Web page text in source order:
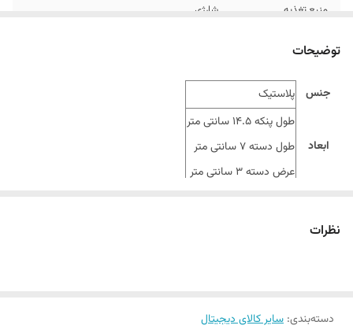
منبع تغذیه شارژی
رنگ
توضیحات
جنس پلاستیک
ابعاد
طول پنکه 14.5 سانتی متر
طول دسته 7 سانتی متر
عرض دسته 3 سانتی متر
نظرات
دسته‌بندی: سایر کالای دیجیتال